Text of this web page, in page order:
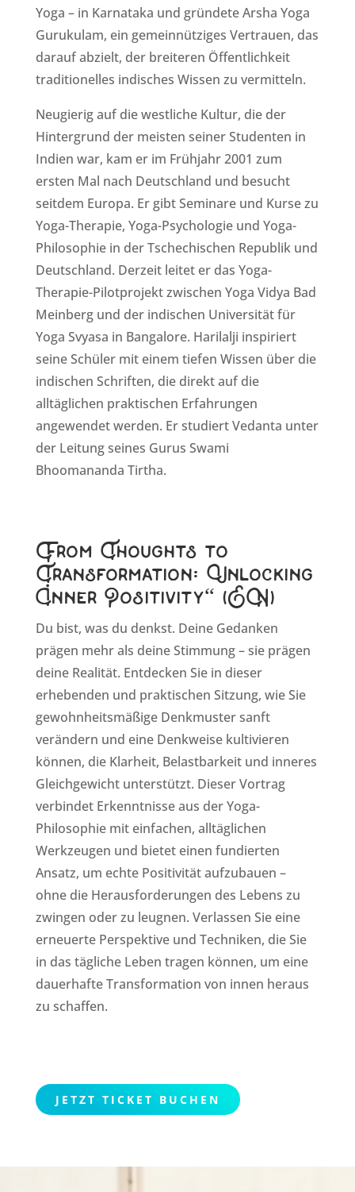
Yoga – in Karnataka und gründete Arsha Yoga
Gurukulam, ein gemeinnütziges Vertrauen, das
darauf abzielt, der breiteren Öffentlichkeit
traditionelles indisches Wissen zu vermitteln.
Neugierig auf die westliche Kultur, die der
Hintergrund der meisten seiner Studenten in
Indien war, kam er im Frühjahr 2001 zum
ersten Mal nach Deutschland und besucht
seitdem Europa. Er gibt Seminare und Kurse zu
Yoga-Therapie, Yoga-Psychologie und Yoga-
Philosophie in der Tschechischen Republik und
Deutschland. Derzeit leitet er das Yoga-
Therapie-Pilotprojekt zwischen Yoga Vidya Bad
Meinberg und der indischen Universität für
Yoga Svyasa in Bangalore. Harilalji inspiriert
seine Schüler mit einem tiefen Wissen über die
indischen Schriften, die direkt auf die
alltäglichen praktischen Erfahrungen
angewendet werden. Er studiert Vedanta unter
der Leitung seines Gurus Swami
Bhoomananda Tirtha.
From Thoughts to
Transformation: Unlocking
Inner Positivity“ (EN)
Du bist, was du denkst. Deine Gedanken
prägen mehr als deine Stimmung – sie prägen
deine Realität. Entdecken Sie in dieser
erhebenden und praktischen Sitzung, wie Sie
gewohnheitsmäßige Denkmuster sanft
verändern und eine Denkweise kultivieren
können, die Klarheit, Belastbarkeit und inneres
Gleichgewicht unterstützt. Dieser Vortrag
verbindet Erkenntnisse aus der Yoga-
Philosophie mit einfachen, alltäglichen
Werkzeugen und bietet einen fundierten
Ansatz, um echte Positivität aufzubauen –
ohne die Herausforderungen des Lebens zu
zwingen oder zu leugnen. Verlassen Sie eine
erneuerte Perspektive und Techniken, die Sie
in das tägliche Leben tragen können, um eine
dauerhafte Transformation von innen heraus
zu schaffen.
JETZT TICKET BUCHEN